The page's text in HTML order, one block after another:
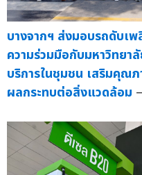
บางจากฯ ส่งมอบรถดับเ
ความร่วมมือกับมหาวิทยา
บริการในชุมชน เสริมคุณ
ผลกระทบต่อสิ่งแวดล้อม